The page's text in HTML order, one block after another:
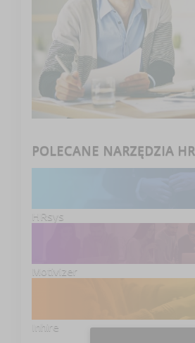
POLECANE NARZĘDZIA HR
HRsys
Motivizer
Inhire